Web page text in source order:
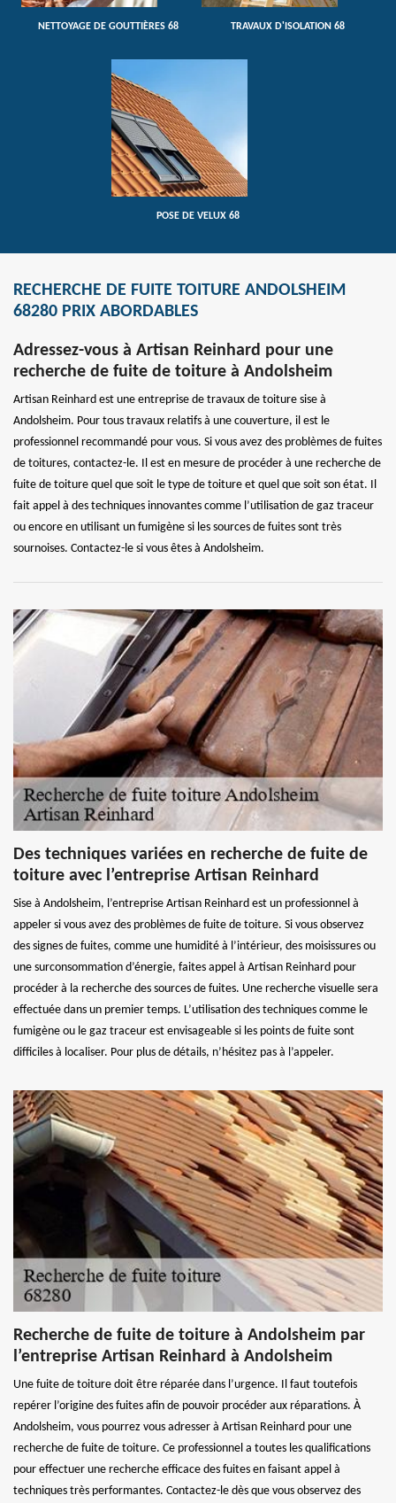
NETTOYAGE DE GOUTTIÈRES 68 TRAVAUX D'ISOLATION 68
POSE DE VELUX 68
RECHERCHE DE FUITE TOITURE ANDOLSHEIM
68280 PRIX ABORDABLES
Adressez-vous à Artisan Reinhard pour une
recherche de fuite de toiture à Andolsheim
Artisan Reinhard est une entreprise de travaux de toiture sise à
Andolsheim. Pour tous travaux relatifs à une couverture, il est le
professionnel recommandé pour vous. Si vous avez des problèmes de fuites
de toitures, contactez-le. Il est en mesure de procéder à une recherche de
fuite de toiture quel que soit le type de toiture et quel que soit son état. Il
fait appel à des techniques innovantes comme l’utilisation de gaz traceur
ou encore en utilisant un fumigène si les sources de fuites sont très
sournoises. Contactez-le si vous êtes à Andolsheim.
Des techniques variées en recherche de fuite de
toiture avec l’entreprise Artisan Reinhard
Sise à Andolsheim, l’entreprise Artisan Reinhard est un professionnel à
appeler si vous avez des problèmes de fuite de toiture. Si vous observez
des signes de fuites, comme une humidité à l’intérieur, des moisissures ou
une surconsommation d’énergie, faites appel à Artisan Reinhard pour
procéder à la recherche des sources de fuites. Une recherche visuelle sera
effectuée dans un premier temps. L’utilisation des techniques comme le
fumigène ou le gaz traceur est envisageable si les points de fuite sont
difficiles à localiser. Pour plus de détails, n’hésitez pas à l’appeler.
Recherche de fuite de toiture à Andolsheim par
l’entreprise Artisan Reinhard à Andolsheim
Une fuite de toiture doit être réparée dans l’urgence. Il faut toutefois
repérer l’origine des fuites afin de pouvoir procéder aux réparations. À
Andolsheim, vous pourrez vous adresser à Artisan Reinhard pour une
recherche de fuite de toiture. Ce professionnel a toutes les qualifications
pour effectuer une recherche efficace des fuites en faisant appel à
techniques très performantes. Contactez-le dès que vous observez des